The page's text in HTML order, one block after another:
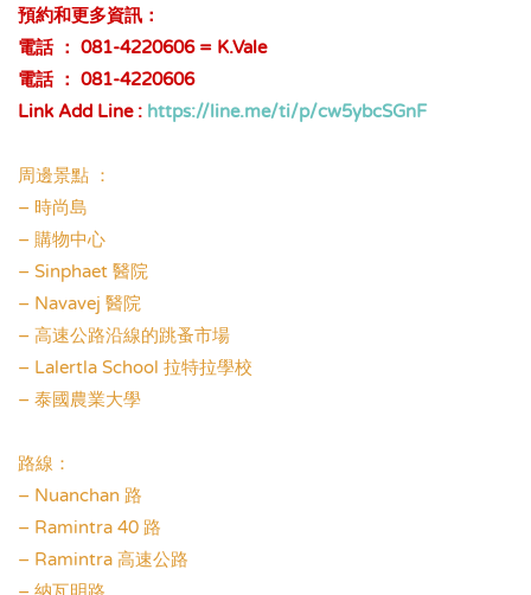
預約和更多資訊：
電話 ： 081-4220606 = K.Vale
電話 ： 081-4220606
Link Add Line : https://line.me/ti/p/cw5ybcSGnF
周邊景點 ：
– 時尚島
– 購物中心
– Sinphaet 醫院
– Navavej 醫院
– 高速公路沿線的跳蚤市場
– Lalertla School 拉特拉學校
– 泰國農業大學
路線：
– Nuanchan 路
– Ramintra 40 路
– Ramintra 高速公路